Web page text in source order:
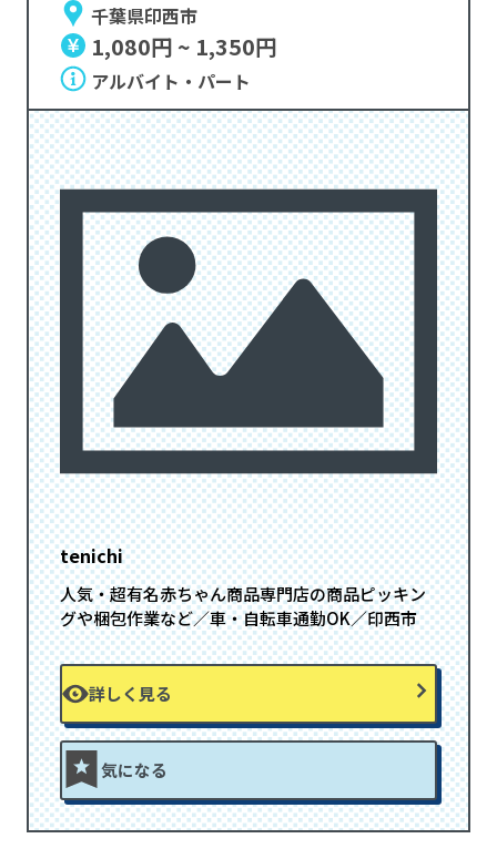
千葉県印西市
1,080円 ~ 1,350円
アルバイト・パート
tenichi
人気・超有名赤ちゃん商品専門店の商品ピッキン
グや梱包作業など／車・自転車通勤OK／印西市
詳しく見る
気になる